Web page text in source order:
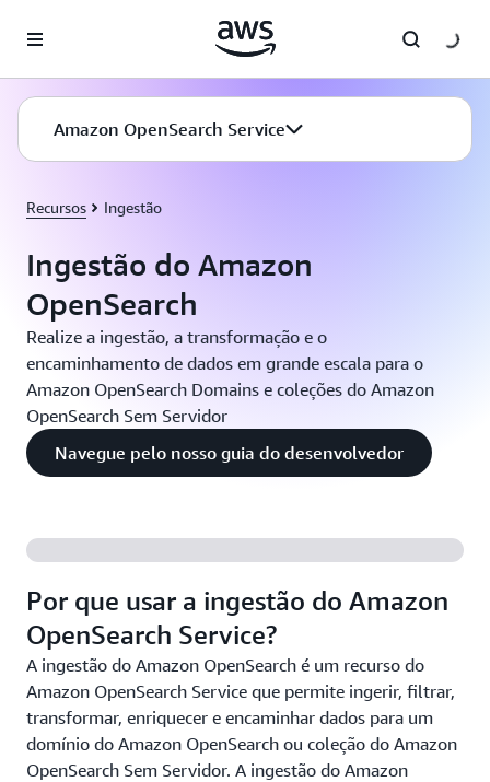
Pular para o conteúdo principal
Amazon OpenSearch Service
Recursos Ingestão
Ingestão do Amazon
OpenSearch
Realize a ingestão, a transformação e o
encaminhamento de dados em grande escala para o
Amazon OpenSearch Domains e coleções do Amazon
OpenSearch Sem Servidor
Navegue pelo nosso guia do desenvolvedor
Por que usar a ingestão do Amazon
OpenSearch Service?
A ingestão do Amazon OpenSearch é um recurso do
Amazon OpenSearch Service que permite ingerir, filtrar,
transformar, enriquecer e encaminhar dados para um
domínio do Amazon OpenSearch ou coleção do Amazon
OpenSearch Sem Servidor. A ingestão do Amazon